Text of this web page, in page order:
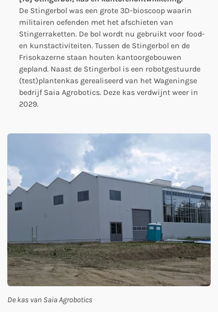
De Stingerbol was een grote 3D-bioscoop waarin
militairen oefenden met het afschieten van
Stingerraketten. De bol wordt nu gebruikt voor food-
en kunstactiviteiten. Tussen de Stingerbol en de
Frisokazerne staan houten kantoorgebouwen
gepland. Naast de Stingerbol is een robotgestuurde
(test)plantenkas gerealiseerd van het Wageningse
bedrijf Saia Agrobotics. Deze kas verdwijnt weer in
2029.
De kas van Saia Agrobotics